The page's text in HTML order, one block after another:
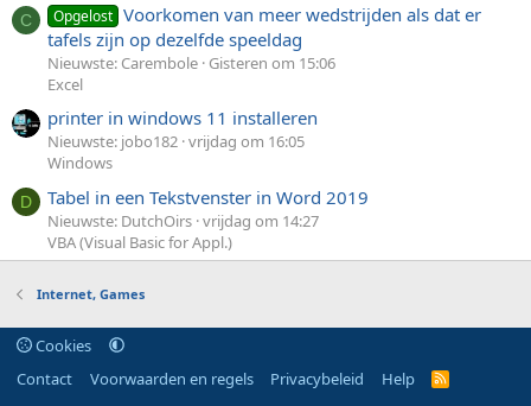
C Opgelost Voorkomen van meer wedstrijden als dat er
tafels zijn op dezelfde speeldag
Nieuwste: Carembole Gisteren om 15:06
Excel
printer in windows 11 installeren
Nieuwste: jobo182 vrijdag om 16:05
Windows
D Tabel in een Tekstvenster in Word 2019
Nieuwste: DutchOirs vrijdag om 14:27
VBA (Visual Basic for Appl.)
Internet, Games
Cookies
Contact
Voorwaarden en regels Privacybeleid Help
R
S